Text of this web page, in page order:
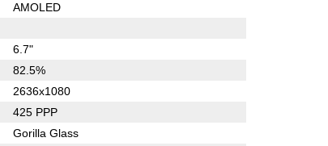
AMOLED
6.7"
82.5%
2636x1080
425 PPP
Gorilla Glass